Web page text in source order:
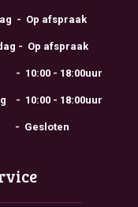
- Op afspraak
- Op afspraak
10:00 - 18:00uur
- 10:00 - 18:00uur
- Gesloten